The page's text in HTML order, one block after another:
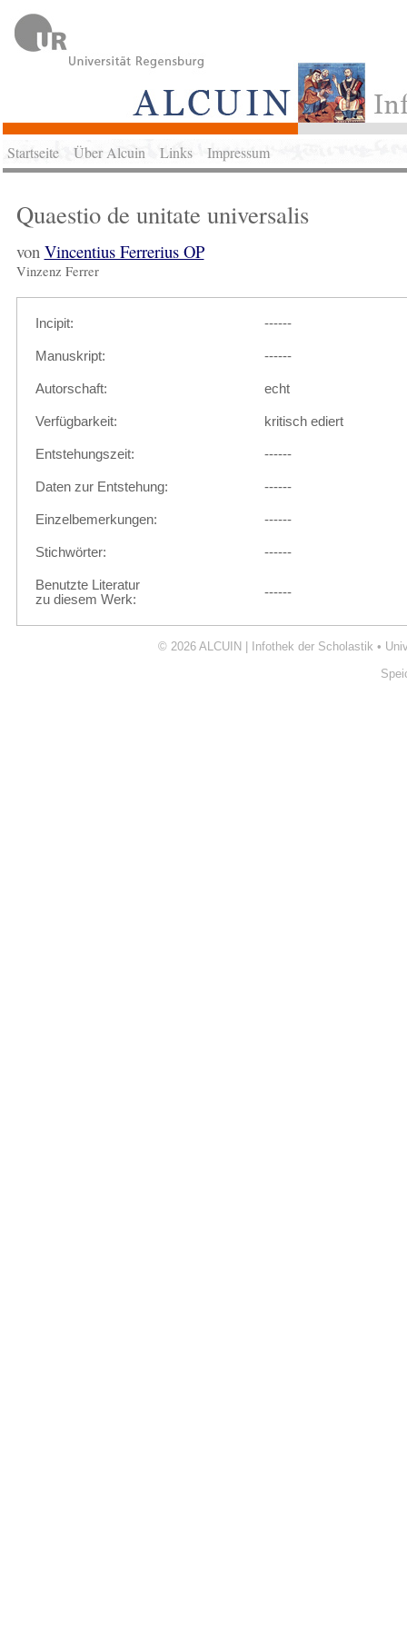
Startseite Über Alcuin Links Impressum
Quaestio de unitate universalis
von Vincentius Ferrerius OP
Vinzenz Ferrer
Incipit: ------
Manuskript: ------
Autorschaft: echt
Verfügbarkeit: kritisch ediert
Entstehungszeit: ------
Daten zur Entstehung: ------
Einzelbemerkungen: ------
Stichwörter: ------
Benutzte Literatur
zu diesem Werk:
------
© 2026 ALCUIN | Infothek der Scholastik •